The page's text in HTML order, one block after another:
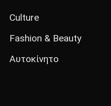
Culture
Fashion & Beauty
Αυτοκίνητο